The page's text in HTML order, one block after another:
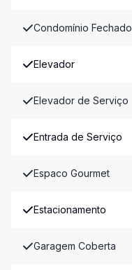
Condomínio Fechado
Elevador
Elevador de Serviço
Entrada de Serviço
Espaco Gourmet
Estacionamento
Garagem Coberta